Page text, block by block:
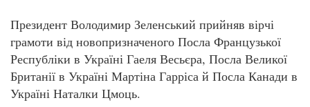
Президент Володимир Зеленський прийняв вірчі
грамоти від новопризначеного Посла Французької
Республіки в Україні Гаеля Весьєра, Посла Великої
Британії в Україні Мартіна Гарріса й Посла Канади в
Україні Наталки Цмоць.